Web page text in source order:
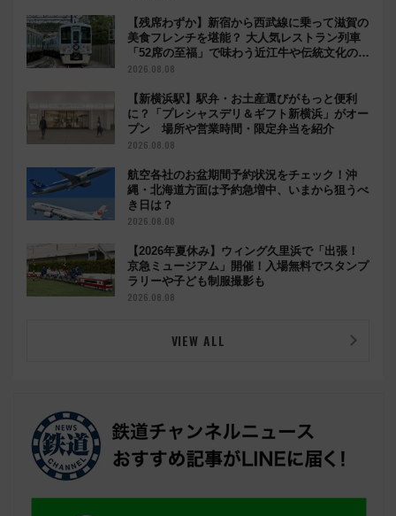
【残席わずか】新宿から西武線に乗って滋賀の
美食フレンチを堪能？ 大人気レストラン列車
「52席の至福」で味わう近江牛や伝統文化の特
別コラボ
2026.08.08
【新横浜駅】駅弁・お土産選びがもっと便利
に？「プレシャスデリ＆ギフト新横浜」がオー
プン 場所や営業時間・限定弁当を紹介
2026.08.08
航空各社のお盆期間予約状況をチェック！沖
縄・北海道方面は予約急増中、いまから狙うべ
き日は？
2026.08.08
【2026年夏休み】ウィング久里浜で「出張！
京急ミュージアム」開催！入場無料でスタンプ
ラリーや子ども制服撮影も
2026.08.08
VIEW ALL